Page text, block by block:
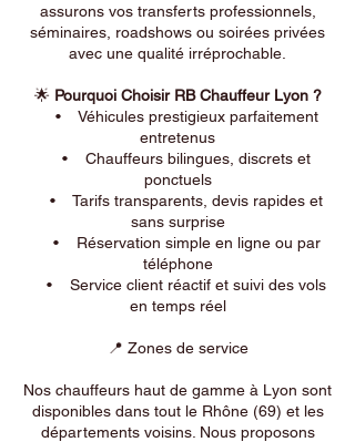
assurons vos transferts professionnels,
séminaires, roadshows ou soirées privées
avec une qualité irréprochable.
🌟 Pourquoi Choisir RB Chauffeur Lyon ?
• Véhicules prestigieux parfaitement
entretenus
• Chauffeurs bilingues, discrets et
ponctuels
• Tarifs transparents, devis rapides et
sans surprise
• Réservation simple en ligne ou par
téléphone
• Service client réactif et suivi des vols
en temps réel
📍 Zones de service
Nos chauffeurs haut de gamme à Lyon sont
disponibles dans tout le Rhône (69) et les
départements voisins. Nous proposons